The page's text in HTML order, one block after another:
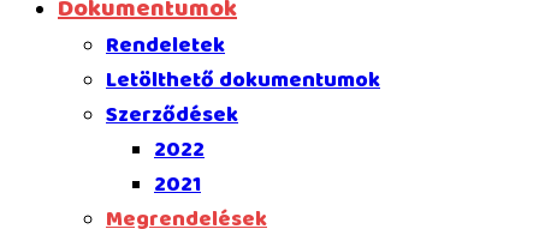
Dokumentumok
Rendeletek
Letölthető dokumentumok
Szerződések
2022
2021
Megrendelések